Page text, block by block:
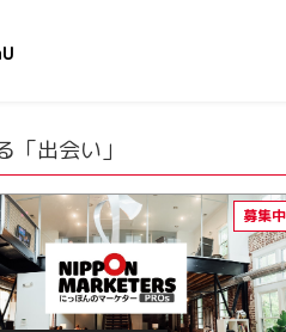
「出会い」